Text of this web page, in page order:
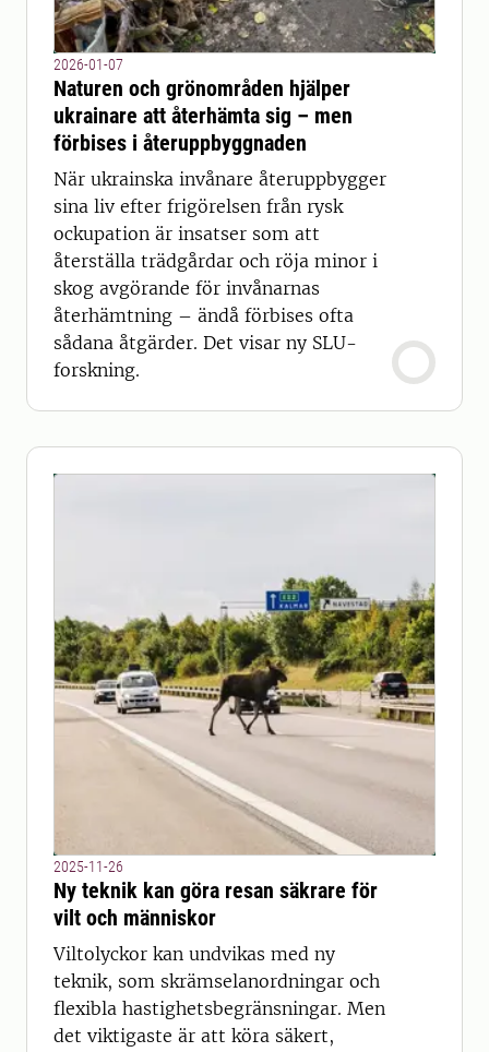
2026-01-07
Naturen och grönområden hjälper
ukrainare att återhämta sig – men
förbises i återuppbyggnaden
När ukrainska invånare återuppbygger
sina liv efter frigörelsen från rysk
ockupation är insatser som att
återställa trädgårdar och röja minor i
skog avgörande för invånarnas
återhämtning – ändå förbises ofta
sådana åtgärder. Det visar ny SLU-
forskning.
2025-11-26
Ny teknik kan göra resan säkrare för
vilt och människor
Viltolyckor kan undvikas med ny
teknik, som skrämselanordningar och
flexibla hastighetsbegränsningar. Men
det viktigaste är att köra säkert,